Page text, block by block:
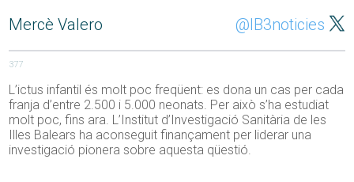
Mercè Valero @IB3noticies
377
L’ictus infantil és molt poc freqüent: es dona un cas per cada
franja d’entre 2.500 i 5.000 neonats. Per això s’ha estudiat
molt poc, fins ara. L’Institut d’Investigació Sanitària de les
Illes Balears ha aconseguit finançament per liderar una
investigació pionera sobre aquesta qüestió.